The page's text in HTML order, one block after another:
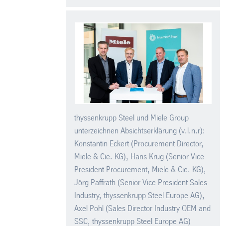
thyssenkrupp Steel und Miele Group
unterzeichnen Absichtserklärung (v.l.n.r):
Konstantin Eckert (Procurement Director,
Miele & Cie. KG), Hans Krug (Senior Vice
President Procurement, Miele & Cie. KG),
Jörg Paffrath (Senior Vice President Sales
Industry, thyssenkrupp Steel Europe AG),
Axel Pohl (Sales Director Industry OEM and
SSC, thyssenkrupp Steel Europe AG)